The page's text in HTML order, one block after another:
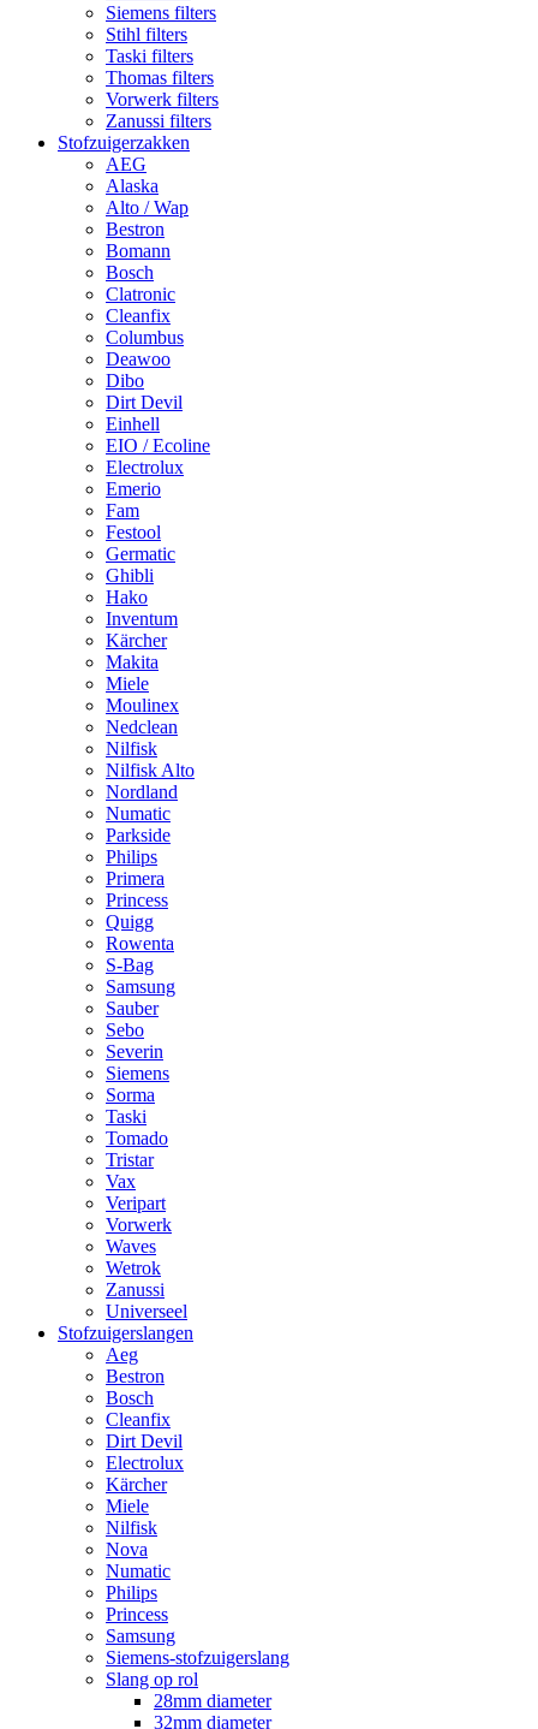
Siemens filters
Stihl filters
Taski filters
Thomas filters
Vorwerk filters
Zanussi filters
Stofzuigerzakken
AEG
Alaska
Alto / Wap
Bestron
Bomann
Bosch
Clatronic
Cleanfix
Columbus
Deawoo
Dibo
Dirt Devil
Einhell
EIO / Ecoline
Electrolux
Emerio
Fam
Festool
Germatic
Ghibli
Hako
Inventum
Kärcher
Makita
Miele
Moulinex
Nedclean
Nilfisk
Nilfisk Alto
Nordland
Numatic
Parkside
Philips
Primera
Princess
Quigg
Rowenta
S-Bag
Samsung
Sauber
Sebo
Severin
Siemens
Sorma
Taski
Tomado
Tristar
Vax
Veripart
Vorwerk
Waves
Wetrok
Zanussi
Universeel
Stofzuigerslangen
Aeg
Bestron
Bosch
Cleanfix
Dirt Devil
Electrolux
Kärcher
Miele
Nilfisk
Nova
Numatic
Philips
Princess
Samsung
Siemens-stofzuigerslang
Slang op rol
28mm diameter
32mm diameter